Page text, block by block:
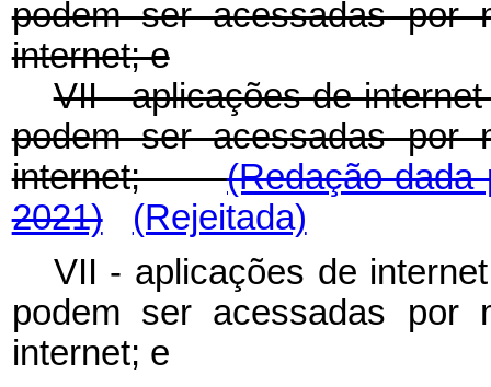
podem ser acessadas por
internet; e
VII - aplicações de
podem ser acessadas por
internet;(Redação dada
2021)
(Rejeitada)
VII - aplicações de
podem ser acessadas por
internet; e